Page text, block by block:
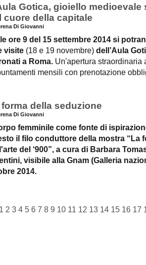
Gotica, gioiello medioevale
cuore della capitale
Di Giovanni
ore 9 del 15 settembre 2014 si
visite (18 e 19 novembre) dell’Aula
a Roma. Un'apertura straordinaria
mensili con prenotazione
forma della seduzione
Di Giovanni
femminile come fonte di
il filo conduttore della mostra “La
del ‘900”, a cura di Barbara
visibile alla Gnam (Galleria
2014.
1 2 3 4 5 6 7 8 9 10 11 12 13 14 15 16 17